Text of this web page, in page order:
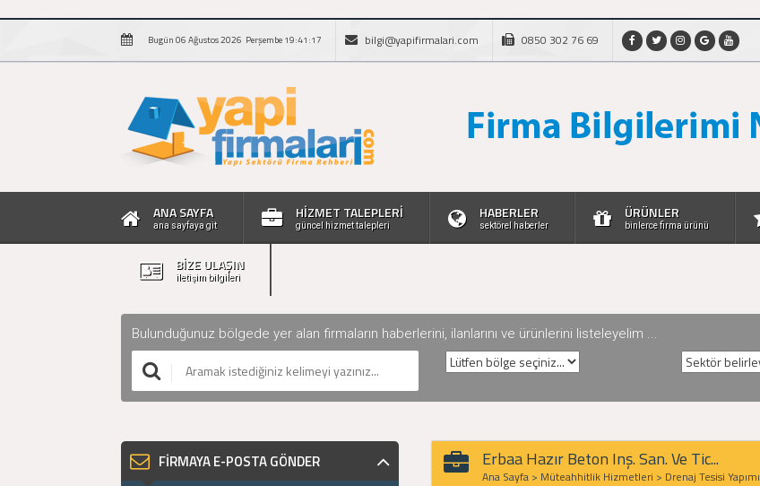
Bugün 06 Ağustos 2026 Perşembe 19:41:17 bilgi@yapifirmalari.com 0850 302 76 69
ANA SAYFA
ana sayfaya git
HİZMET TALEPLERİ
güncel hizmet talepleri
HABERLER
sektörel haberler
ÜRÜNLER
binlerce firma ürünü
BİZE ULAŞIN
iletişim bilgileri
Bulunduğunuz bölgede yer alan firmaların haberlerini, ilanlarını ve ürünlerini listeleyelim ...
FİRMAYA E-POSTA GÖNDER Erbaa Hazır Beton Inş. San. Ve Tic...
Ana Sayfa > Müteahhitlik Hizmetleri > Drenaj Tesisi Yapımı